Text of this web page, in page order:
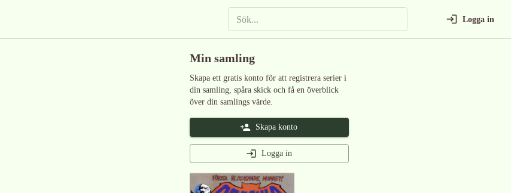
Logga in
Min samling
Skapa ett gratis konto för att registrera serier i
din samling, spåra skick och få en överblick
över din samlings värde.
Skapa konto
Logga in